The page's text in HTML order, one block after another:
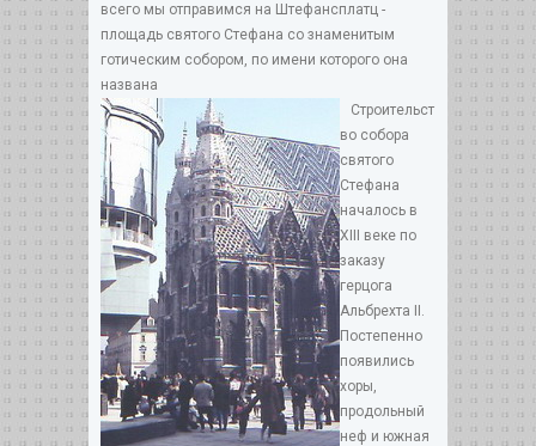
всего мы отправимся на Штефансплатц -
площадь святого Стефана со знаменитым
готическим собором, по имени которого она
названа
Строительст
во собора
святого
Стефана
началось в
XIII веке по
заказу
герцога
Альбрехта II.
Постепенно
появились
хоры,
продольный
неф и южная